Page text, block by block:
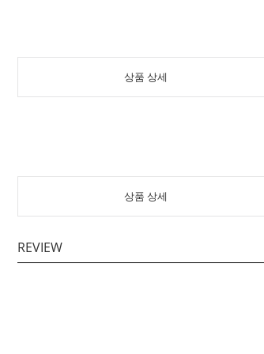
상품 상세
상품 상세
REVIEW